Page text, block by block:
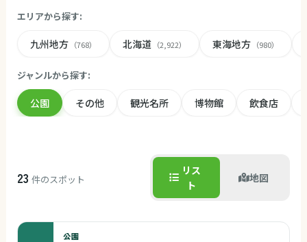
エリアから探す:
九州地方 （768） 北海道 （2,922） 東海地方 （980）
ジャンルから探す:
公園 その他 観光名所 博物館 飲食店
23 件のスポット
リス
ト
地図
公園